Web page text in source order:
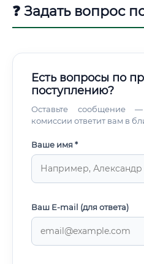
❓ Задать вопрос
Есть вопросы по
поступлению?
Оставьте сообщение
комиссии ответит вам в
Ваше имя *
Ваш E-mail (для ответа)